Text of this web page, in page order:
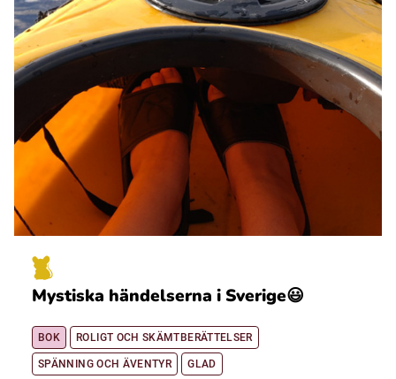
Mystiska händelserna i Sverige😃
BOK ROLIGT OCH SKÄMTBERÄTTELSER
SPÄNNING OCH ÄVENTYR GLAD